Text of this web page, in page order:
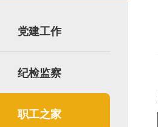
党建工作
纪检监察
职工之家